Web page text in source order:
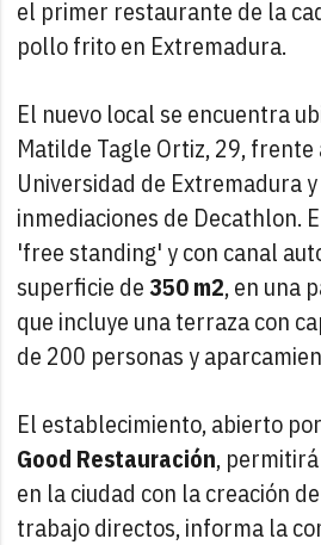
el primer restaurante de la
pollo frito en Extremadura.
El nuevo local se encuentra
Matilde Tagle Ortiz, 29,
Universidad de Extremadura
inmediaciones de Decathlon.
'free standing' y con canal
superficie de350 m2, en una
que incluye una terraza con
de 200 personas y
El establecimiento, abierto
Good Restauración,
en la ciudad con la creación
trabajo directos, informa la